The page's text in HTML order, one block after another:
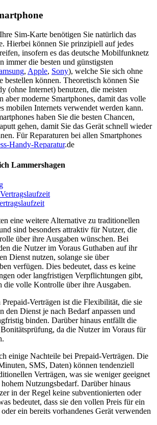
Sim-Karte benötigen Sie natürlich das
Hierbei können Sie prinzipiell auf jedes
insofern es das deutsche Mobilfunknetz
immer die besten und günstigsten
, Apple, Sony), welche Sie sich ohne
bestellen können. Theoretisch können Sie
(ohne Internet) benutzen, die meisten
aber moderne Smartphones, damit das volle
mobilen Internets verwendet werden kann.
haben Sie die besten Chancen,
gehen, damit Sie das Gerät schnell wieder
Für Reparaturen bei allen Smartphones
Handy-Reparatur.de
Lammershagen
eine weitere Alternative zu traditionellen
sind besonders attraktiv für Nutzer, die
über ihre Ausgaben wünschen. Bei
die Nutzer im Voraus Guthaben auf ihr
Dienst nutzen, solange sie über
verfügen. Dies bedeutet, dass es keine
oder langfristigen Verpflichtungen gibt,
die volle Kontrolle über ihre Ausgaben.
Verträgen ist die Flexibilität, die sie
den Dienst je nach Bedarf anpassen und
binden. Darüber hinaus entfällt die
da die Nutzer im Voraus für
einige Nachteile bei Prepaid-Verträgen. Die
SMS, Daten) können tendenziell
Verträgen, was sie weniger geeignet
Nutzungsbedarf. Darüber hinaus
in der Regel keine subventionierten oder
bedeutet, dass sie den vollen Preis für ein
ein bereits vorhandenes Gerät verwenden